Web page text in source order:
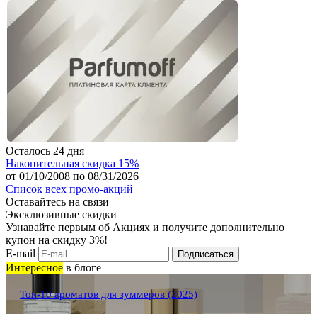
Осталось 24 дня
Накопительная скидка 15%
от 01/10/2008 по 08/31/2026
Список всех промо-акций
Оставайтесь на связи
Эксклюзивные скидки
Узнавайте первым об Акциях и получите дополнительно
купон на скидку 3%!
E-mail
Подписаться
Интересное в блоге
Топ-10 ароматов для зуммеров (2025)